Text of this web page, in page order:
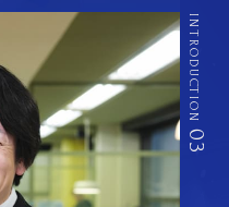
INTRODUCTION
03